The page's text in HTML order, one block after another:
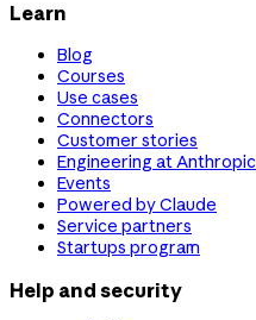
Learn
Blog
Courses
Use cases
Connectors
Customer stories
Engineering at Anthropic
Events
Powered by Claude
Service partners
Startups program
Help and security